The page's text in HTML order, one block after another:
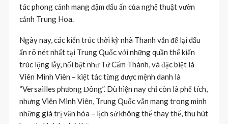
tác phong cảnh mang đậm dấu ấn của nghệ thuật vườn
cảnh Trung Hoa.
Ngày nay, các kiến trúc thời kỳ nhà Thanh vẫn để lại dấu
ấn rõ nét nhất tại Trung Quốc với những quần thể kiến
trúc lộng lẫy, nổi bật như Tử Cấm Thành, và đặc biệt là
Viên Minh Viên – kiệt tác từng được mệnh danh là
“Versailles phương Đông”. Dù hiện nay chỉ còn là phế tích,
nhưng Viên Minh Viên, Trung Quốc vẫn mang trong mình
những giá trị văn hóa – lịch sử không thể thay thế, thu hút